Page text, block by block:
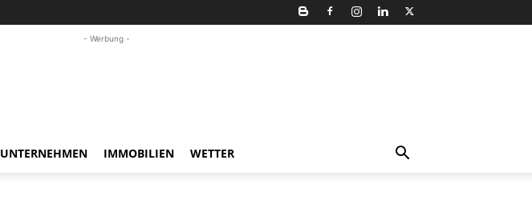
- Werbung -
UNTERNEHMEN IMMOBILIEN WETTER